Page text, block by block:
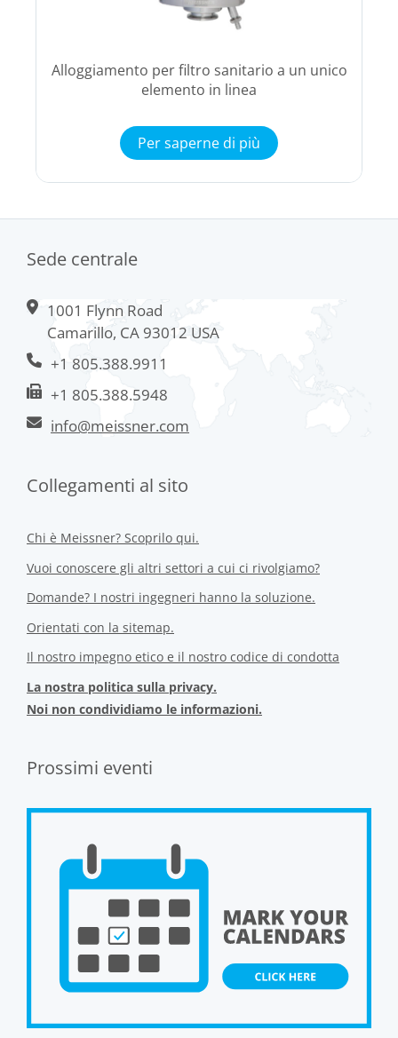
Alloggiamento per filtro sanitario a un unico
elemento in linea
Per saperne di più
Sede centrale
1001 Flynn Road
Camarillo, CA 93012 USA
+1 805.388.9911
+1 805.388.5948
info@meissner.com
Collegamenti al sito
Chi è Meissner? Scoprilo qui.
Vuoi conoscere gli altri settori a cui ci rivolgiamo?
Domande? I nostri ingegneri hanno la soluzione.
Orientati con la sitemap.
Il nostro impegno etico e il nostro codice di condotta
La nostra politica sulla privacy.
Noi non condividiamo le informazioni.
Prossimi eventi